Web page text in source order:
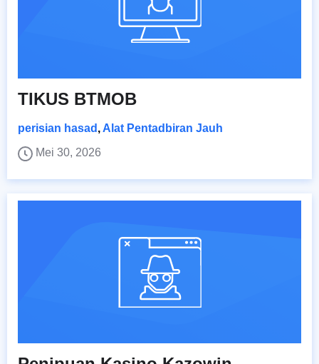
TIKUS BTMOB
perisian hasad ,Alat Pentadbiran Jauh
Mei 30, 2026